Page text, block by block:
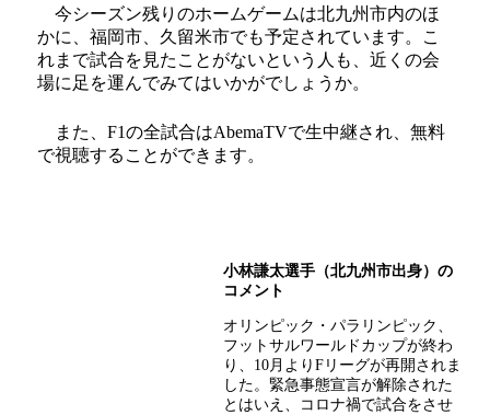
今シーズン残りのホームゲームは北九州市内のほ
かに、福岡市、久留米市でも予定されています。こ
れまで試合を見たことがないという人も、近くの会
場に足を運んでみてはいかがでしょうか。
また、F1の全試合はAbemaTVで生中継され、無料
で視聴することができます。
小林謙太選手（北九州市出身）の
コメント
オリンピック・パラリンピック、
フットサルワールドカップが終わ
り、10月よりFリーグが再開されま
した。緊急事態宣言が解除された
とはいえ、コロナ禍で試合をさせ